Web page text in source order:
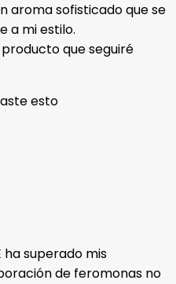
aroma sofisticado que se
a mi estilo.
que seguiré
esto
ha superado mis
de feromonas no